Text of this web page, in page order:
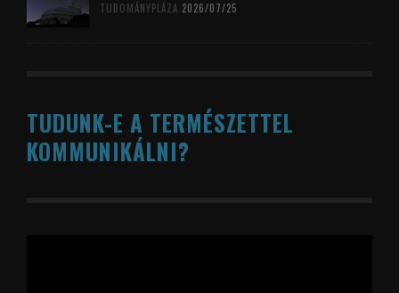
TUDOMÁNYPLÁZA 2026/07/25
TUDUNK-E A TERMÉSZETTEL
KOMMUNIKÁLNI?